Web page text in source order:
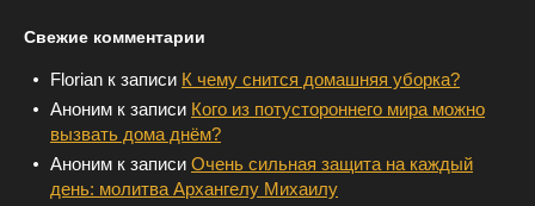
Свежие комментарии
Florian к записи К чему снится домашняя уборка?
Аноним к записи Кого из потустороннего мира можно
вызвать дома днём?
Аноним к записи Очень сильная защита на каждый
день: молитва Архангелу Михаилу